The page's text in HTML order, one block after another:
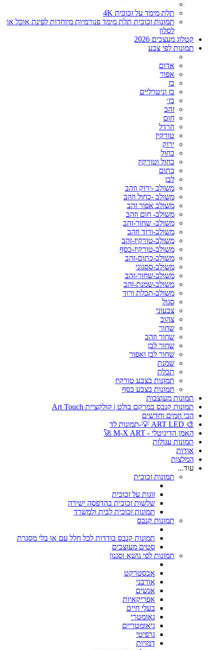
תלת מימד על זכוכית 4K
תמונות זכוכית תלת מימד פנורמיות מיוחדות לפינת אוכל או
לסלון
קטלוג מעצבים 2026
תמונות לפי צבע
אדום
אפור
בז
בז וניטרליים
בז׳
זהב
חום
חרדל
טורקיז
ירוק
כחול
כחול וטורקיז
כתום
לבן
משולב -ירוק וזהב
משולב -כחול וזהב
משולב אפור זהב
משולב- חום וזהב
משולב- שחור-זהב
משולב-ורוד וזהב
משולב-טורקיז-זהב
משולב-טורקיז-כסף
משולב-כתום-זהב
משולב-ססגוני
משולב-שחור-זהב
משולב-שמנת-זהב
משולב-תכלת ורוד
סגול
צבעוני
צהוב
שחור
שחור וזהב
שחור לבן
שחור לבן ואפור
שמנת
תכלת
תמונות בצבע טורקיז
תמונות בצבע כסף
תמונות מעוצבות
תמונות קנבס במרקם בולט | קולקציית Art Touch
הכי חמים וחדשים
🎨 ART LED 💡-תמונות לד
האמן הדיגיטלי - M-X ART 🚀
תמונות עגולות
אודות
המלצות
עוד...
תמונות זכוכית
זוגות על זכוכית
שלשות זכוכית בהדפסה ישירה
תמונות זכוכית לבית ולמשרד
תמונות קנבס
תמונות קנבס בודדות לכל חלל עם או בלי מסגרת
סטים מעוצבים
תמונות לפי נושא וסגנון
אבסטרקט
אורבני
אנשים
אפריקאיות
בעלי חיים
גאומטרי
גיאומטריים
גרפיטי
דמויות